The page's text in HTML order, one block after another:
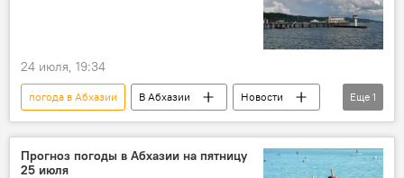
24 июля, 19:34
погода в Абхазии В Абхазии
Новости
Абхазия
Еще 1
Прогноз погоды в Абхазии на пятницу
25 июля